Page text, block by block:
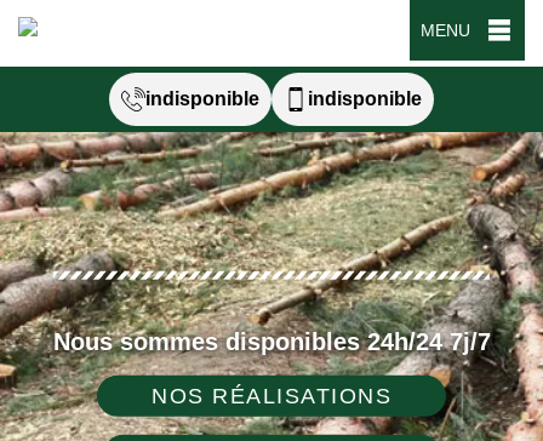
MENU
indisponible indisponible
Nous sommes disponibles 24h/24 7j/7
NOS RÉALISATIONS